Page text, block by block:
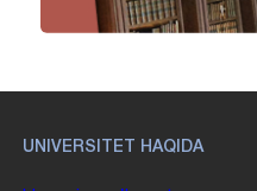
UNIVERSITET HAQIDA